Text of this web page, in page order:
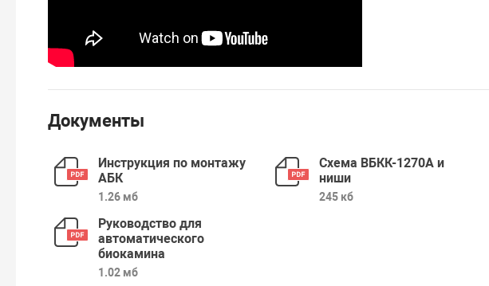
Документы
Инструкция по монтажу
АБК
1.26 мб
Cхема ВБКК-1270А и
ниши
245 кб
Руководство для
автоматического
биокамина
1.02 мб